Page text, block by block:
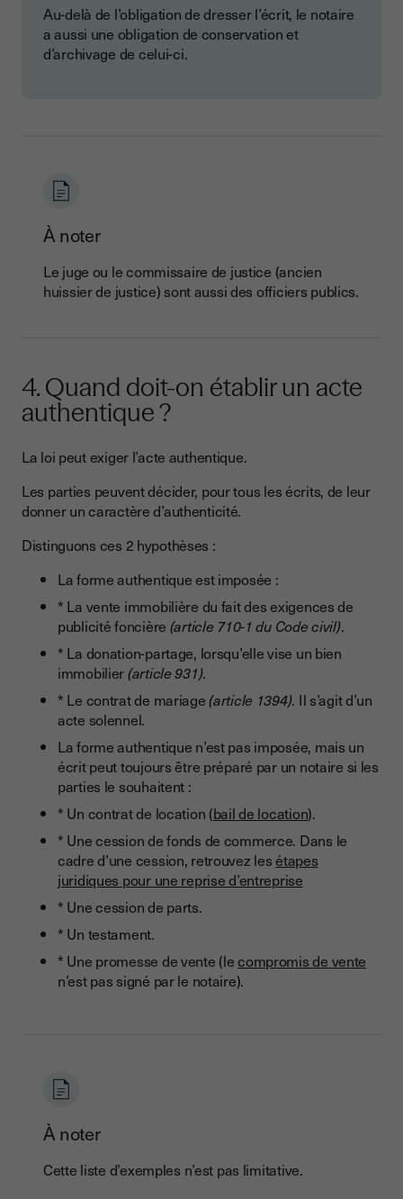
Au-delà de l’obligation de dresser l’écrit, le notaire
a aussi une obligation de conservation et
d’archivage de celui-ci.
À noter
Le juge ou le commissaire de justice (ancien
huissier de justice) sont aussi des officiers publics.
4. Quand doit-on établir un acte
authentique ?
La loi peut exiger l’acte authentique.
Les parties peuvent décider, pour tous les écrits, de leur
donner un caractère d’authenticité.
Distinguons ces 2 hypothèses :
La forme authentique est imposée :
* La vente immobilière du fait des exigences de
publicité foncière (article 710-1 du Code civil).
* La donation-partage, lorsqu’elle vise un bien
immobilier(article 931).
* Le contrat de mariage(article 1394). Il s’agit d’un
acte solennel.
La forme authentique n’est pas imposée, mais un
écrit peut toujours être préparé par un notaire si les
parties le souhaitent :
* Un contrat de location (bail de location).
* Une cession de fonds de commerce. Dans le
cadre d’une cession, retrouvez lesétapes
juridiques pour une reprise d’entreprise
* Une cession de parts.
* Un testament.
* Une promesse de vente (lecompromis de vente
n’est pas signé par le notaire).
À noter
Cette liste d’exemples n’est pas limitative.